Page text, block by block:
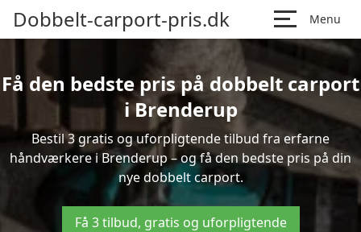
Dobbelt-carport-pris.dk Menu
Få den bedste pris på dobbelt carport
i Brenderup
Bestil 3 gratis og uforpligtende tilbud fra erfarne
håndværkere i Brenderup – og få den bedste pris på din
nye dobbelt carport.
Få 3 tilbud, gratis og uforpligtende